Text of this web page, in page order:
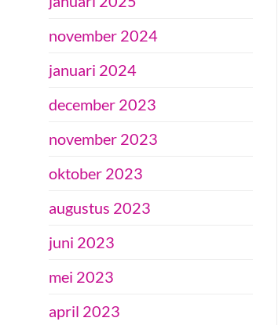
november 2024
januari 2024
december 2023
november 2023
oktober 2023
augustus 2023
juni 2023
mei 2023
april 2023